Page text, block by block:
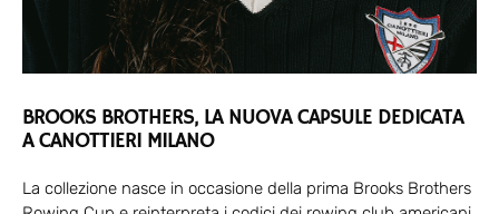
BROOKS BROTHERS, LA NUOVA CAPSULE DEDICATA
A CANOTTIERI MILANO
La collezione nasce in occasione della prima Brooks Brothers